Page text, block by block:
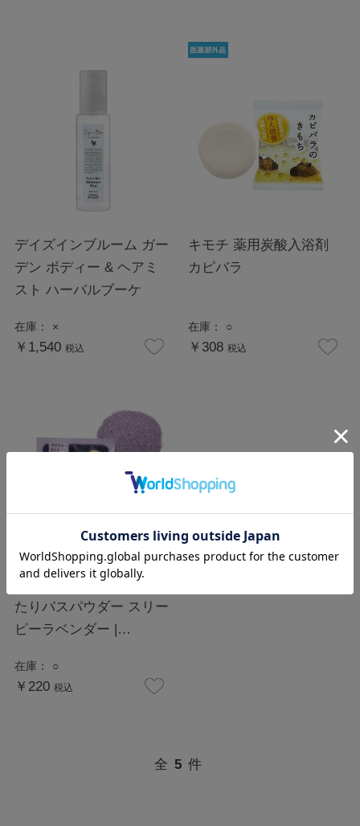
デイズインブルーム ガー
デン ボディー & ヘアミ
スト ハーバルブーケ
在庫： ×
￥1,540 税込
キモチ 薬用炭酸入浴剤
カピバラ
在庫： ○
￥308 税込
アンドグッドナイト まっ
たりバスパウダー スリー
ピーラベンダー |
在庫： ○
￥220 税込
全 5 件